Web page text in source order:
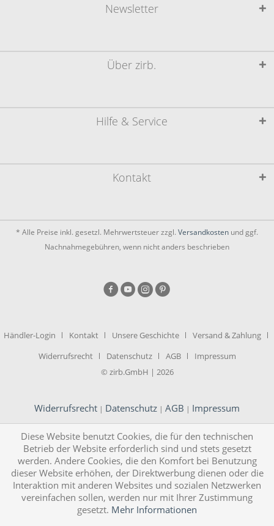
Kontakt
Hilfe & Service
Über zirb.
Newsletter
* Alle Preise inkl. gesetzl. Mehrwertsteuer zzgl. Versandkosten und ggf.
Nachnahmegebühren, wenn nicht anders beschrieben
Händler-Login Kontakt Unsere Geschichte
Versand & Zahlung
Widerrufsrecht
Datenschutz AGB
Impressum
© zirb.GmbH | 2026
Widerrufsrecht | Datenschutz | AGB | Impressum
Diese Website benutzt Cookies, die für den technischen
Betrieb der Website erforderlich sind und stets gesetzt
werden. Andere Cookies, die den Komfort bei Benutzung
dieser Website erhöhen, der Direktwerbung dienen oder die
Interaktion mit anderen Websites und sozialen Netzwerken
vereinfachen sollen, werden nur mit Ihrer Zustimmung
gesetzt. Mehr Informationen